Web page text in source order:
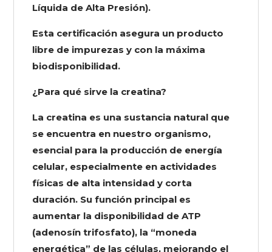
Líquida de Alta Presión).
Esta certificación asegura un producto
libre de impurezas y con la máxima
biodisponibilidad.
¿Para qué sirve la creatina?
La creatina es una sustancia natural que
se encuentra en nuestro organismo,
esencial para la producción de energía
celular, especialmente en actividades
físicas de alta intensidad y corta
duración. Su función principal es
aumentar la disponibilidad de ATP
(adenosín trifosfato), la “moneda
energética” de las células, mejorando el